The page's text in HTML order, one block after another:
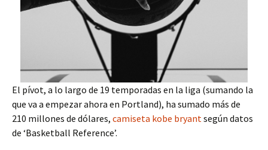
El pívot, a lo largo de 19 temporadas en la liga (sumando la
que va a empezar ahora en Portland), ha sumado más de
210 millones de dólares, camiseta kobe bryant según datos
de ‘Basketball Reference’.